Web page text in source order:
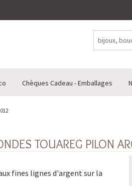
Chèques Cadeau - Emballages
TOUAREG PILON
fines lignes d'argent sur la